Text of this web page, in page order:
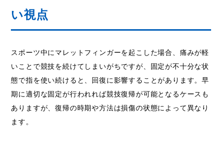
い視点
スポーツ中にマレットフィンガーを起こした場合、痛みが軽
いことで競技を続けてしまいがちですが、固定が不十分な状
態で指を使い続けると、回復に影響することがあります。早
期に適切な固定が行われれば競技復帰が可能となるケースも
ありますが、復帰の時期や方法は損傷の状態によって異なり
ます。